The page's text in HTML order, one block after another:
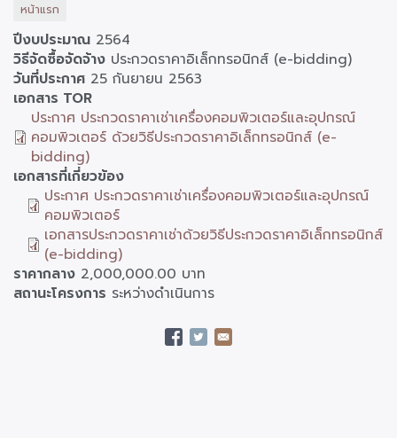
หน้าแรก
ปีงบประมาณ 2564
วิธีจัดซื้อจัดจ้าง ประกวดราคาอิเล็กทรอนิกส์ (e-bidding)
วันที่ประกาศ 25 กันยายน 2563
เอกสาร TOR
ประกาศ ประกวดราคาเช่าเครื่องคอมพิวเตอร์และอุปกรณ์
คอมพิวเตอร์ ด้วยวิธีประกวดราคาอิเล็กทรอนิกส์ (e-
bidding)
เอกสารที่เกี่ยวข้อง
ประกาศ ประกวดราคาเช่าเครื่องคอมพิวเตอร์และอุปกรณ์
คอมพิวเตอร์
เอกสารประกวดราคาเช่าด้วยวิธีประกวดราคาอิเล็กทรอนิกส์
(e-bidding)
ราคากลาง 2,000,000.00 บาท
สถานะโครงการ ระหว่างดำเนินการ